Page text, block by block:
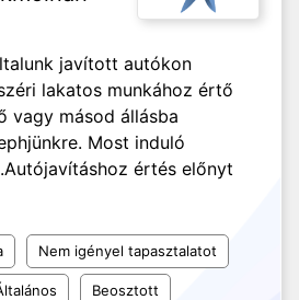
javított autókon
lakatos munkához értő
vagy másod állásba
Most induló
értés előnyt
Nem igényel tapasztalatot
Beosztott